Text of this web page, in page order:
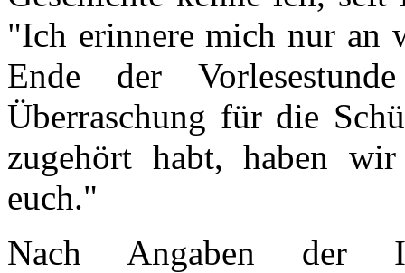
"Ich erinnere mich nur an
Ende der
Überraschung für die
zugehört habt, haben
euch."
Nach Angaben der